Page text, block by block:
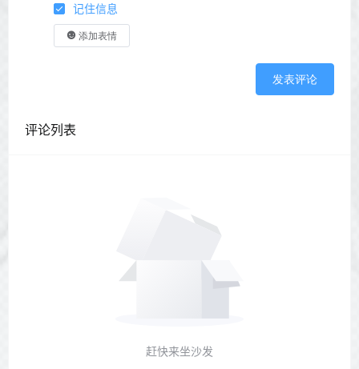
记住信息
添加表情
发表评论
评论列表
赶快来坐沙发